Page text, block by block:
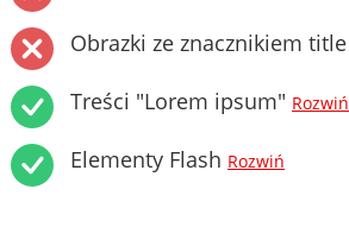
Obrazki ze znacznikiem title
Treści "Lorem ipsum" Rozwiń
Elementy Flash Rozwiń